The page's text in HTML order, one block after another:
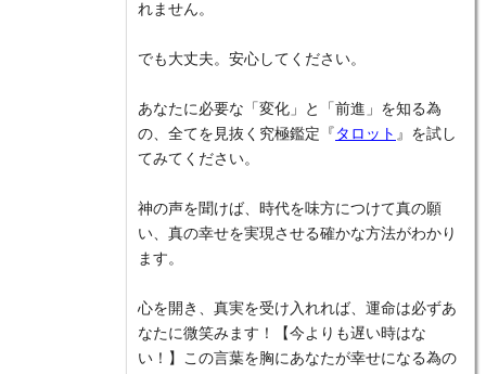
れません。
でも大丈夫。安心してください。
あなたに必要な「変化」と「前進」を知る為
の、全てを見抜く究極鑑定『 タロット 』を試し
てみてください。
神の声を聞けば、時代を味方につけて真の願
い、真の幸せを実現させる確かな方法がわかり
ます。
心を開き、真実を受け入れれば、運命は必ずあ
なたに微笑みます！【今よりも遅い時はな
い！】この言葉を胸にあなたが幸せになる為の